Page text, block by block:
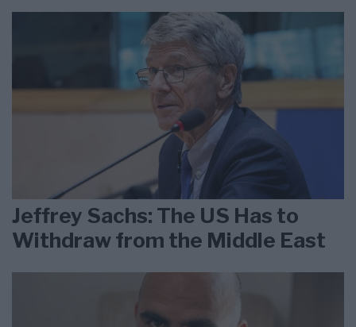
Jeffrey Sachs: The US Has to
Withdraw from the Middle East